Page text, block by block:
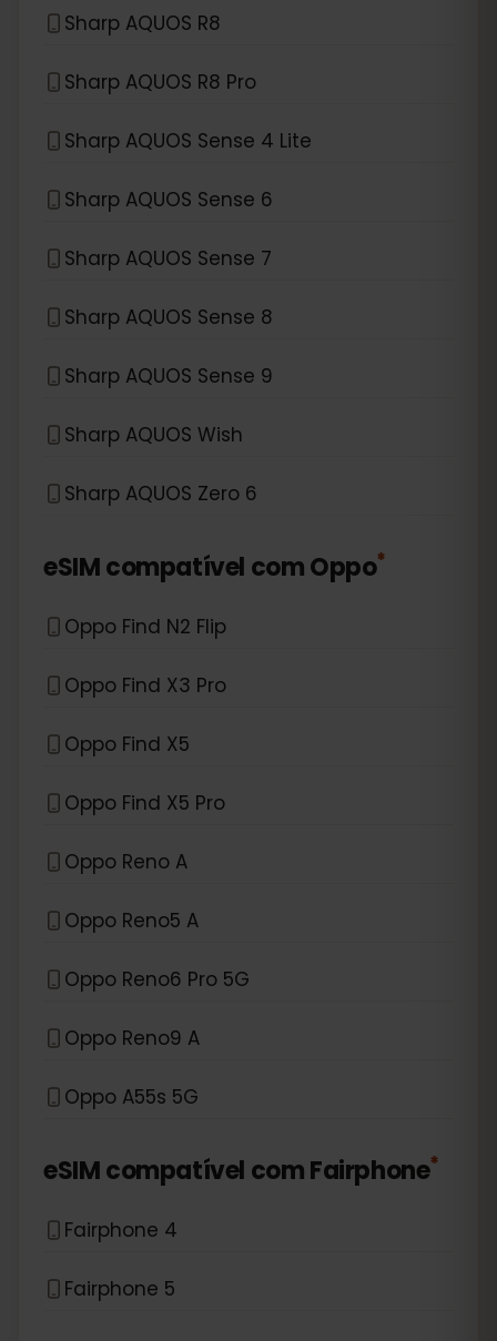
Sharp AQUOS R8
Sharp AQUOS R8 Pro
Sharp AQUOS Sense 4 Lite
Sharp AQUOS Sense 6
Sharp AQUOS Sense 7
Sharp AQUOS Sense 8
Sharp AQUOS Sense 9
Sharp AQUOS Wish
Sharp AQUOS Zero 6
eSIM compatível comOppo*
Oppo Find N2 Flip
Oppo Find X3 Pro
Oppo Find X5
Oppo Find X5 Pro
Oppo Reno A
Oppo Reno5 A
Oppo Reno6 Pro 5G
Oppo Reno9 A
Oppo A55s 5G
eSIM compatível comFairphone*
Fairphone 4
Fairphone 5